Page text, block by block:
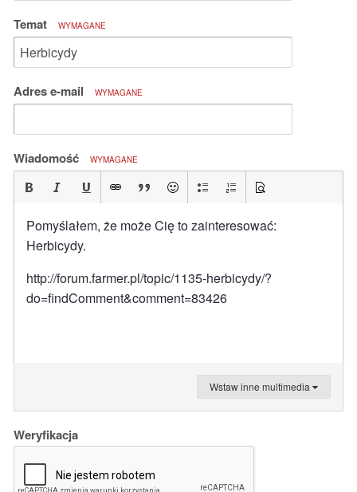
Temat WYMAGANE
Adres e-mail WYMAGANE
Wiadomość WYMAGANE
Pomyślałem, że może Cię to zainteresować:
Herbicydy.
http://forum.farmer.pl/topic/1135-herbicydy/?
do=findComment&comment=83426
Wstaw inne multimedia
Weryfikacja